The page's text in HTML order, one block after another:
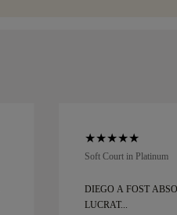
Soft Court in Platinum
DIEGO A FOST
LUCRAT...